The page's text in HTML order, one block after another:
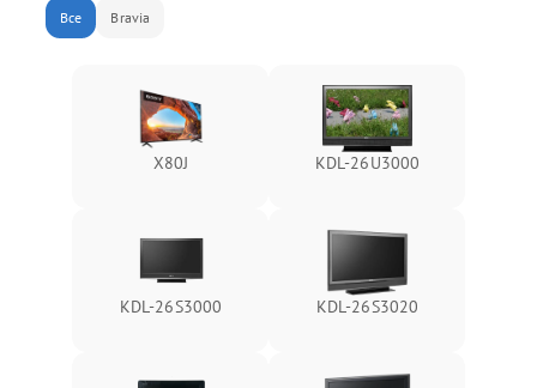
Все Bravia
X80J KDL-26U3000
KDL-26S3000 KDL-26S3020